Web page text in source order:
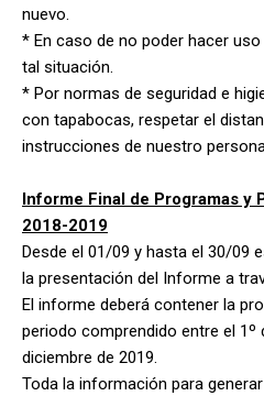
nuevo.
* En caso de no poder hacer
tal situación.
* Por normas de seguridad e
con tapabocas, respetar el
instrucciones de nuestro
Informe Final de Programas y
2018-2019
Desde el 01/09 y hasta el 30/09
la presentación del Informe a
El informe deberá contener la
periodo comprendido entre el 1º
diciembre de 2019.
Toda la información para